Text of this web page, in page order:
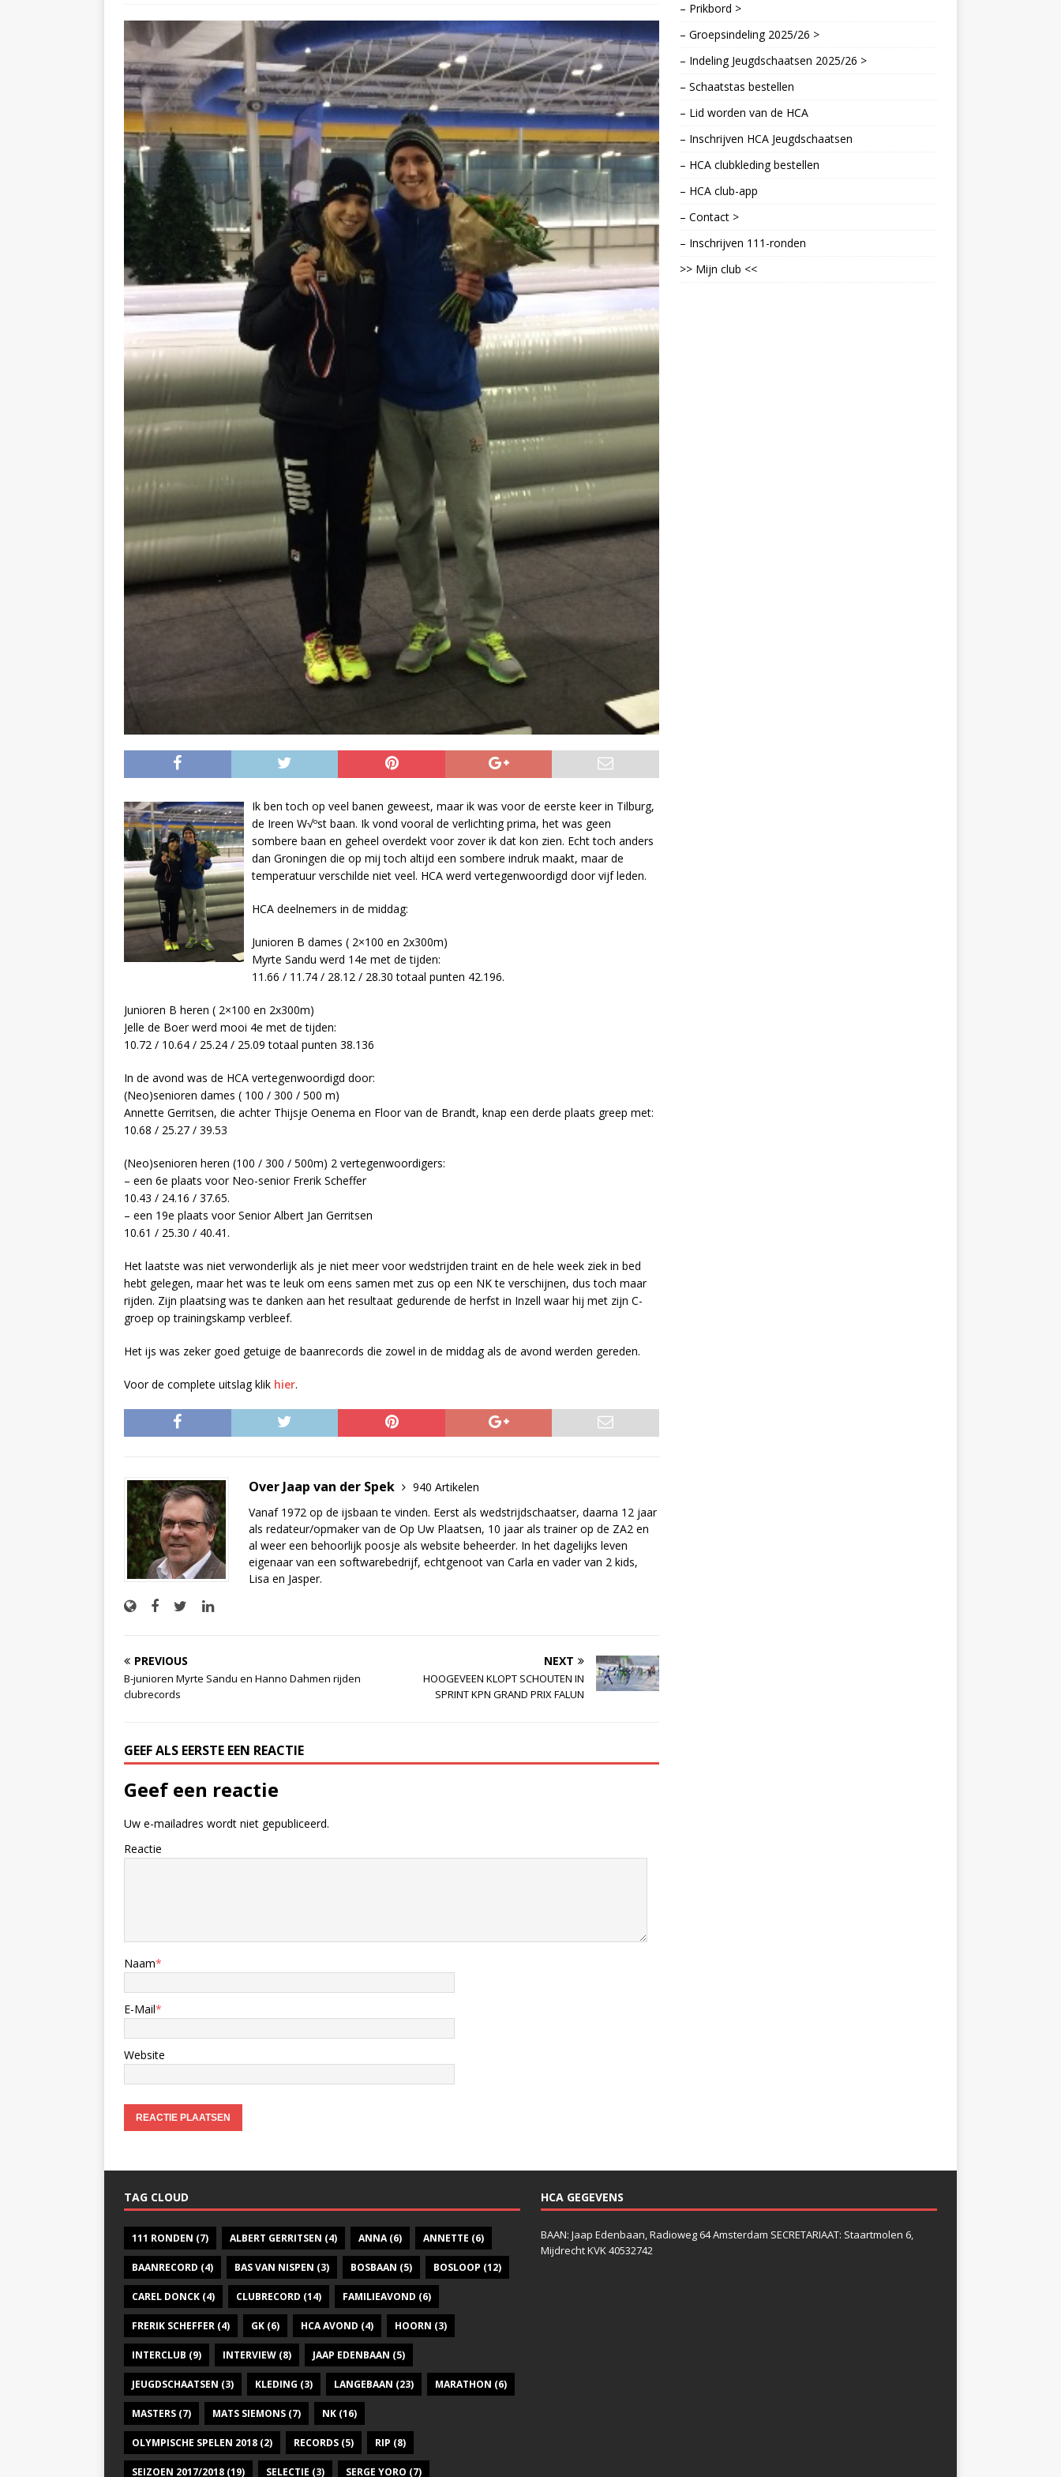
Ik ben toch op veel banen geweest, maar ik was voor de eerste keer in Tilburg,
de Ireen W√ºst baan. Ik vond vooral de verlichting prima, het was geen
sombere baan en geheel overdekt voor zover ik dat kon zien. Echt toch anders
dan Groningen die op mij toch altijd een sombere indruk maakt, maar de
temperatuur verschilde niet veel. HCA werd vertegenwoordigd door vijf leden.
HCA deelnemers in de middag:
Junioren B dames ( 2×100 en 2x300m)
Myrte Sandu werd 14e met de tijden:
11.66 / 11.74 / 28.12 / 28.30 totaal punten 42.196.
Junioren B heren ( 2×100 en 2x300m)
Jelle de Boer werd mooi 4e met de tijden:
10.72 / 10.64 / 25.24 / 25.09 totaal punten 38.136
In de avond was de HCA vertegenwoordigd door:
(Neo)senioren dames ( 100 / 300 / 500 m)
Annette Gerritsen, die achter Thijsje Oenema en Floor van de Brandt, knap een derde plaats greep met:
10.68 / 25.27 / 39.53
(Neo)senioren heren (100 / 300 / 500m) 2 vertegenwoordigers:
– een 6e plaats voor Neo-senior Frerik Scheffer
10.43 / 24.16 / 37.65.
– een 19e plaats voor Senior Albert Jan Gerritsen
10.61 / 25.30 / 40.41.
Het laatste was niet verwonderlijk als je niet meer voor wedstrijden traint en de hele week ziek in bed
hebt gelegen, maar het was te leuk om eens samen met zus op een NK te verschijnen, dus toch maar
rijden. Zijn plaatsing was te danken aan het resultaat gedurende de herfst in Inzell waar hij met zijn C-
groep op trainingskamp verbleef.
Het ijs was zeker goed getuige de baanrecords die zowel in de middag als de avond werden gereden.
Voor de complete uitslag klik hier.
Over Jaap van der Spek
940 Artikelen
Vanaf 1972 op de ijsbaan te vinden. Eerst als wedstrijdschaatser, daarna 12 jaar
als redateur/opmaker van de Op Uw Plaatsen, 10 jaar als trainer op de ZA2 en
al weer een behoorlijk poosje als website beheerder. In het dagelijks leven
eigenaar van een softwarebedrijf, echtgenoot van Carla en vader van 2 kids,
Lisa en Jasper.
PREVIOUS
B-junioren Myrte Sandu en Hanno Dahmen rijden
clubrecords
NEXT
HOOGEVEEN KLOPT SCHOUTEN IN
SPRINT KPN GRAND PRIX FALUN
GEEF ALS EERSTE EEN REACTIE
Geef een reactie
Uw e-mailadres wordt niet gepubliceerd.
Reactie
Naam*
E-Mail*
Website
– Prikbord >
– Groepsindeling 2025/26 >
– Indeling Jeugdschaatsen 2025/26 >
– Schaatstas bestellen
– Lid worden van de HCA
– Inschrijven HCA Jeugdschaatsen
– HCA clubkleding bestellen
– HCA club-app
– Contact >
– Inschrijven 111-ronden
>> Mijn club <<
TAG CLOUD
111 RONDEN (7) ALBERT GERRITSEN (4) ANNA(6) ANNETTE (6)
BAANRECORD (4) BAS VAN NISPEN (3) BOSBAAN (5) BOSLOOP (12)
CAREL DONCK (4) CLUBRECORD (14) FAMILIEAVOND (6)
FRERIK SCHEFFER (4) GK (6) HCA AVOND (4) HOORN (3)
INTERCLUB (9) INTERVIEW (8) JAAP EDENBAAN (5)
JEUGDSCHAATSEN (3) KLEDING (3) LANGEBAAN (23) MARATHON (6)
MASTERS (7) MATS SIEMONS (7) NK (16)
OLYMPISCHE SPELEN 2018 (2) RECORDS (5) RIP (8)
SEIZOEN 2017/2018 (19) SELECTIE (3) SERGE YORO (7)
HCA GEGEVENS
BAAN: Jaap Edenbaan, Radioweg 64 Amsterdam SECRETARIAAT: Staartmolen 6,
Mijdrecht KVK 40532742